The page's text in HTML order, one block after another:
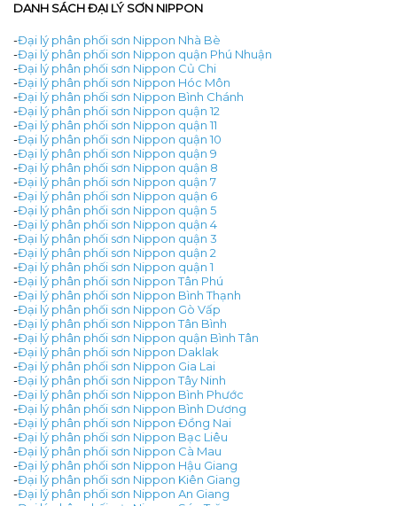
DANH SÁCH ĐẠI LÝ SƠN NIPPON
-Đại lý phân phối sơn Nippon Nhà Bè
-Đại lý phân phối sơn Nippon quận Phú Nhuận
-Đại lý phân phối sơn Nippon Củ Chi
-Đại lý phân phối sơn Nippon Hóc Môn
-Đại lý phân phối sơn Nippon Bình Chánh
-Đại lý phân phối sơn Nippon quận 12
-Đại lý phân phối sơn Nippon quận 11
-Đại lý phân phối sơn Nippon quận 10
-Đại lý phân phối sơn Nippon quận 9
-Đại lý phân phối sơn Nippon quận 8
-Đại lý phân phối sơn Nippon quận 7
-Đại lý phân phối sơn Nippon quận 6
-Đại lý phân phối sơn Nippon quận 5
-Đại lý phân phối sơn Nippon quận 4
-Đại lý phân phối sơn Nippon quận 3
-Đại lý phân phối sơn Nippon quận 2
-Đại lý phân phối sơn Nippon quận 1
-Đại lý phân phối sơn Nippon Tân Phú
-Đại lý phân phối sơn Nippon Bình Thạnh
-Đại lý phân phối sơn Nippon Gò Vấp
-Đại lý phân phối sơn Nippon Tân Bình
-Đại lý phân phối sơn Nippon quận Bình Tân
-Đại lý phân phối sơn Nippon Daklak
-Đại lý phân phối sơn Nippon Gia Lai
-Đại lý phân phối sơn Nippon Tây Ninh
-Đại lý phân phối sơn Nippon Bình Phước
-Đại lý phân phối sơn Nippon Bình Dương
-Đại lý phân phối sơn Nippon Đồng Nai
-Đại lý phân phối sơn Nippon Bạc Liêu
-Đại lý phân phối sơn Nippon Cà Mau
-Đại lý phân phối sơn Nippon Hậu Giang
-Đại lý phân phối sơn Nippon Kiên Giang
-Đại lý phân phối sơn Nippon An Giang